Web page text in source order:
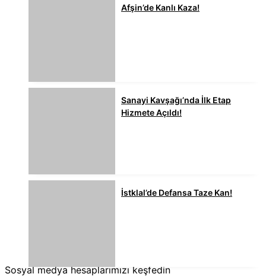
Afşin’de Kanlı Kaza!
Sanayi Kavşağı’nda İlk Etap
Hizmete Açıldı!
İstklal’de Defansa Taze Kan!
Sosyal medya hesaplarımızı keşfedin